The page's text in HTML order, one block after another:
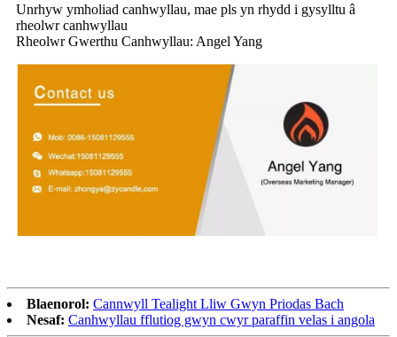
Unrhyw ymholiad canhwyllau, mae pls yn rhydd i gysylltu â
rheolwr canhwyllau
Rheolwr Gwerthu Canhwyllau: Angel Yang
Blaenorol: Cannwyll Tealight Lliw Gwyn Priodas Bach
Nesaf: Canhwyllau fflutiog gwyn cwyr paraffin velas i angola